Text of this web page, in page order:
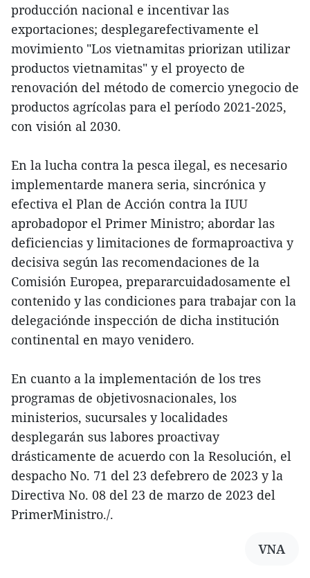
producción nacional e incentivar las
exportaciones; desplegarefectivamente el
movimiento "Los vietnamitas priorizan utilizar
productos vietnamitas" y el proyecto de
renovación del método de comercio ynegocio de
productos agrícolas para el período 2021-2025,
con visión al 2030.
En la lucha contra la pesca ilegal, es necesario
implementarde manera seria, sincrónica y
efectiva el Plan de Acción contra la IUU
aprobadopor el Primer Ministro; abordar las
deficiencias y limitaciones de formaproactiva y
decisiva según las recomendaciones de la
Comisión Europea, prepararcuidadosamente el
contenido y las condiciones para trabajar con la
delegaciónde inspección de dicha institución
continental en mayo venidero.
En cuanto a la implementación de los tres
programas de objetivosnacionales, los
ministerios, sucursales y localidades
desplegarán sus labores proactivay
drásticamente de acuerdo con la Resolución, el
despacho No. 71 del 23 defebrero de 2023 y la
Directiva No. 08 del 23 de marzo de 2023 del
PrimerMinistro./.
VNA